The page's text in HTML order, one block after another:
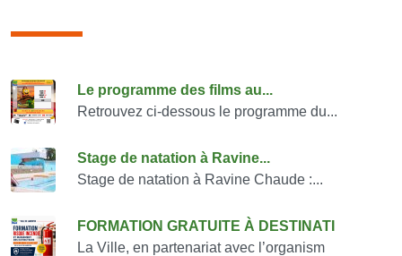
Consulter également
Le programme des films au...
Retrouvez ci-dessous le programme du...
Stage de natation à Ravine...
Stage de natation à Ravine Chaude :...
FORMATION GRATUITE À DESTINATI
La Ville, en partenariat avec l’organism